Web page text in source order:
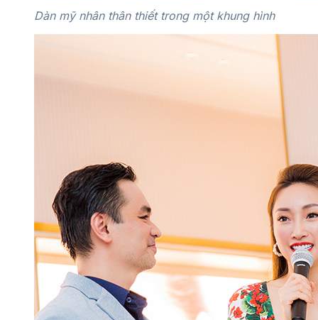
Dàn mỹ nhân thân thiết trong một khung hình